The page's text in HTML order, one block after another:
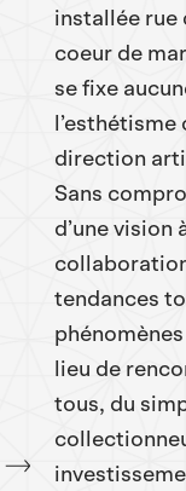
installée rue
coeur de
se fixe
l’esthétisme
direction
Sans
d’une vision
tendances
lieu de
tous, du